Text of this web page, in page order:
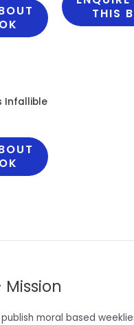
THIS
Infallible
Mission
moral based